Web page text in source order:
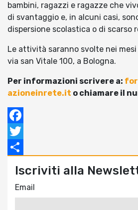
bambini, ragazzi e ragazze che
di svantaggio e, in alcuni casi,
dispersione scolastica o di scarso
Le attività saranno svolte nei
via san Vitale 100, a Bologna.
Per informazioni scrivere a:
azioneinrete.it o chiamare il
Facebook
Twitter
Iscriviti alla
Email